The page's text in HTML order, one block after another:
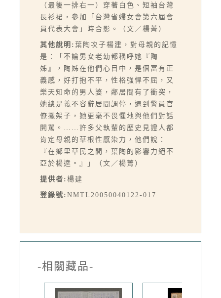
（最後一排右一）穿著白色、短袖台灣
長衫裙，參加「台灣省婦女會第六屆會
員代表大會」時合影。（文／楊菁）
其他說明: 葉陶次子楊建，對母親的記憶
是：「不論男女老幼都稱呼她『陶
姊』，陶姊在他們心目中，是個富有正
義感，好打抱不平，性格強悍不屈，又
樂天知命的男人婆，鄰居間有了衝突，
她總是義不容辭居間調停，遇到警員官
僚擺架子，她更毫不畏懼地與他們對話
開駡。……許多父執輩的歷史見證人都
肯定母親的草根性感染力，他們說：
『在鄉里草民之間，葉陶的影響力絕不
亞於楊逵。』」（文／楊菁）
提供者: 楊建
登錄號: NMTL20050040122-017
-相關藏品-